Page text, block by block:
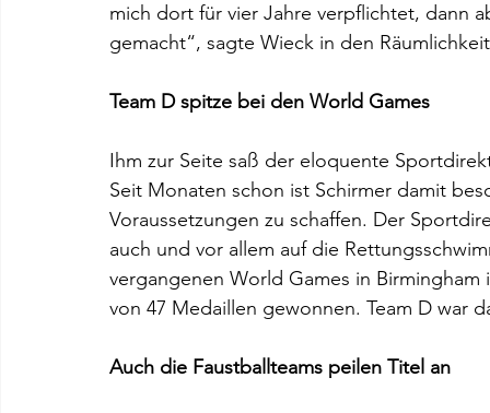
mich dort für vier Jahre verpflichtet, dann
gemacht“, sagte Wieck in den
Team D spitze bei den World Games
Ihm zur Seite saß der eloquente
Seit Monaten schon ist Schirmer damit
Voraussetzungen zu schaffen. Der
auch und vor allem auf die
vergangenen World Games in
von 47 Medaillen gewonnen. Team D war
Auch die Faustballteams peilen Titel an